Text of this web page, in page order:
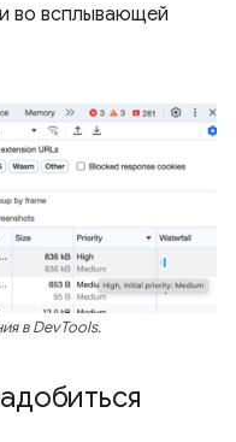
во всплывающей
в DevTools.